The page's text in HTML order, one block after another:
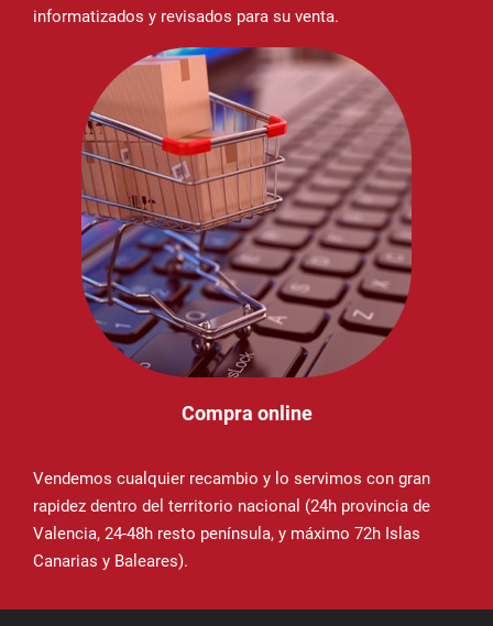
informatizados y revisados para su venta.
Compra online
Vendemos cualquier recambio y lo servimos con gran
rapidez dentro del territorio nacional (24h provincia de
Valencia, 24-48h resto península, y máximo 72h Islas
Canarias y Baleares).